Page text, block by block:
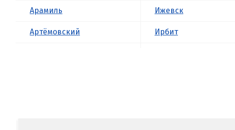
Арамиль
Артёмовский
Ижевск
Ирбит